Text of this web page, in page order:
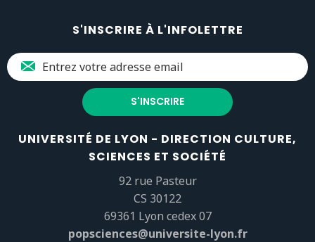
S'INSCRIRE À L'INFOLETTRE
UNIVERSITÉ DE LYON - DIRECTION CULTURE,
SCIENCES ET SOCIÉTÉ
92 rue Pasteur
CS 30122
69361 Lyon cedex 07
popsciences@universite-lyon.fr